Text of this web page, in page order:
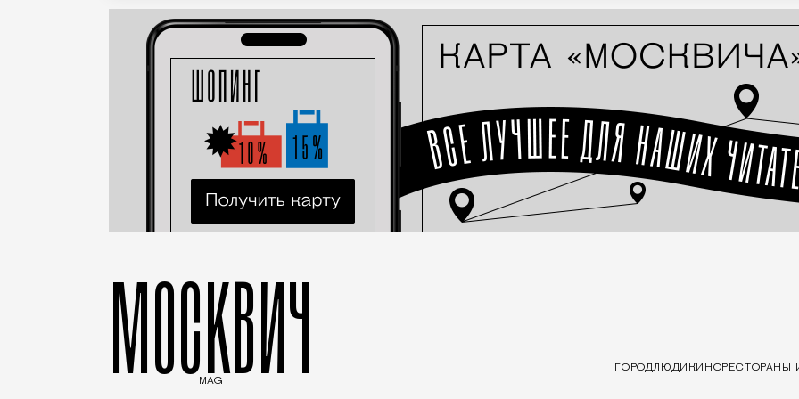
МОСКВИЧ
MAG
ГОРОДЛЮДИ КИНОРЕСТОРАНЫ